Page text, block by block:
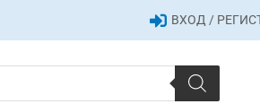
ВХОД /